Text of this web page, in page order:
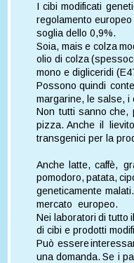
I cibi modificati
regolamento
soglia dello 0,9%.
Soia, mais e colza
olio di colza (spesso
mono e digliceridi
Possono quindi
margarine, le salse,
Non tutti sanno che,
pizza. Anche il
transgenici per la
Anche latte, caffè,
pomodoro, patata,
geneticamente
mercato  europeo.
Nei laboratori di tutto
di cibi e prodotti
Può essere
una domanda. Se i